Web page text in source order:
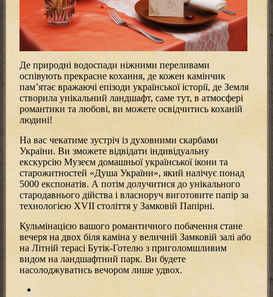
Де природні водоспади ніжними переливами
оспівують прекрасне кохання, де кожен камінчик
пам’ятає вражаючі епізоди української історії, де Земля
створила унікальний ландшафт, саме тут, в атмосфері
романтики та любові, ви можете освідчитись коханій
людині!
На вас чекатиме зустріч із духовними скарбами
України. Ви зможете відвідати індивідуальну
екскурсію Музеєм домашньої української ікони та
старожитностей «Душа України», який налічує понад
5000 експонатів. А потім долучитися до унікального
стародавнього дійства і власноруч виготовите папір за
технологією XVII століття у Замковій Папірні.
Кульмінацією вашого романтичного побачення стане
вечеря на двох біля каміна у величній Замковій залі або
на Літній терасі Бутік-Готелю з приголомшливим
видом на ландшафтний парк. Ви будете
насолоджуватись вечором лише удвох.